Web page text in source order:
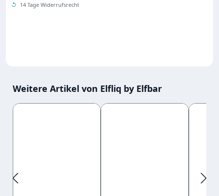
↺ 14 Tage Widerrufsrecht
Weitere Artikel von Elfliq by Elfbar
Produktgalerie überspringen